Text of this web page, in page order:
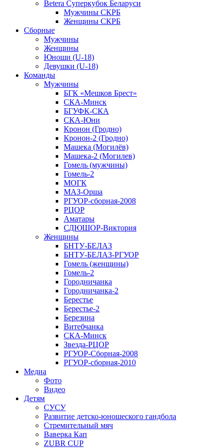
Betera Суперкубок Беларуси
Мужчины СКРБ
Женщины СКРБ
Сборные
Мужчины
Женщины
Юноши (U-18)
Девушки (U-18)
Команды
Мужчины
БГК «Мешков Брест»
СКА-Минск
БГУФК-СКА
СКА-Юни
Кронон (Гродно)
Кронон-2 (Гродно)
Машека (Могилёв)
Машека-2 (Могилев)
Гомель (мужчины)
Гомель-2
МОГК
МАЗ-Орша
РГУОР-сборная-2008
РЦОР
Аматары
СДЮШОР-Виктория
Женщины
БНТУ-БЕЛАЗ
БНТУ-БЕЛАЗ-РГУОР
Гомель (женщины)
Гомель-2
Городничанка
Городничанка-2
Берестье
Берестье-2
Березина
Витебчанка
СКА-Минск
Звезда-РЦОР
РГУОР-Сборная-2008
РГУОР-сборная-2010
Медиа
Фото
Видео
Детям
СУСУ
Развитие детско-юношеского гандбола
Стремительный мяч
Ваверка Кап
ZUBR CUP